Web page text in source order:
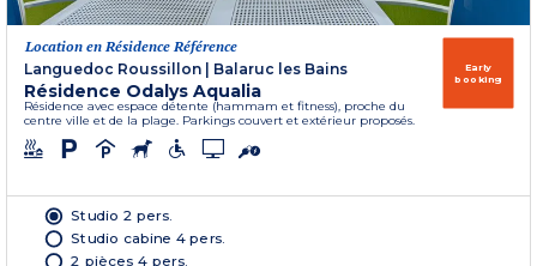
Location en Résidence Référence
Languedoc Roussillon
Balaruc les Bains
Résidence Odalys Aqualia
Résidence avec espace détente (hammam et fitness), proche du
centre ville et de la plage. Parkings couvert et extérieur proposés.
Early
booking
Studio 2 pers.
Studio cabine 4 pers.
2 pièces 4 pers.